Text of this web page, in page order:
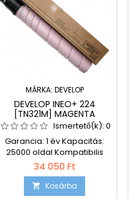
MÁRKA: DEVELOP
DEVELOP INEO+ 224
[TN321M] MAGENTA
EREDETI TONER (A33K3D0)
Ismertető(k): 0
Garancia: 1 év Kapacitás:
25000 oldal Kompatibilis
nyomtatók: DEVELOP INEO
+224
34 050 Ft
 Kosárba